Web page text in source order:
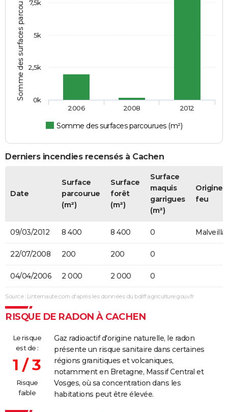
Somme des surfaces parcourues (m²)
Somme des surfaces parcourues (m²)
2006 2008 2012
0k
2,5k
5k
7,5k
Derniers incendies recensés à Cachen
Date
Surface
parcourue
(m²)
Surface
forêt
(m²)
Surface
maquis
garrigues
(m²)
Origine
feu
09/03/2012 8 400 8 400 0
22/07/2008 200 200 0
04/04/2006 2 000 2 000 0
Source : Linternaute.com d'après les données du bdiff.agriculture.gouv.fr
RISQUE DE RADON À CACHEN
Le risque
est de :
1 / 3
Risque
faible
Gaz radioactif d'origine naturelle, le radon
présente un risque sanitaire dans certaines
régions granitiques et volcaniques,
notamment en Bretagne, Massif Central et
Vosges, où sa concentration dans les
habitations peut être élevée.